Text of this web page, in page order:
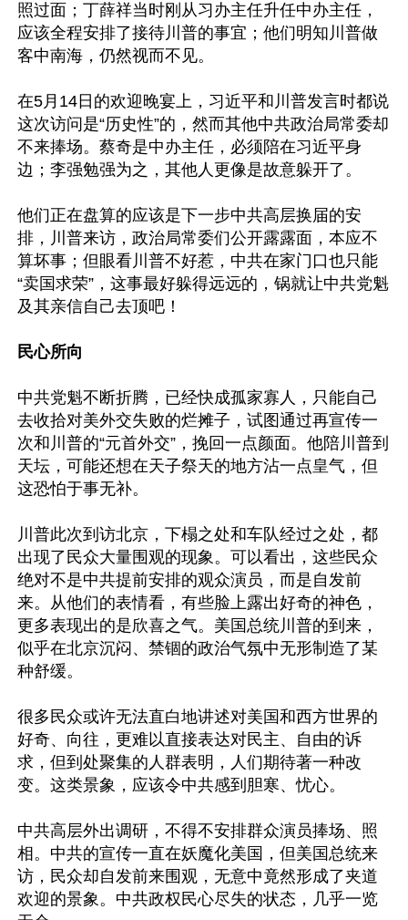
照过面；丁薛祥当时刚从习办主任升任中办主任，
应该全程安排了接待川普的事宜；他们明知川普做
客中南海，仍然视而不见。
在5月14日的欢迎晚宴上，习近平和川普发言时都说
这次访问是“历史性”的，然而其他中共政治局常委却
不来捧场。蔡奇是中办主任，必须陪在习近平身
边；李强勉强为之，其他人更像是故意躲开了。
他们正在盘算的应该是下一步中共高层换届的安
排，川普来访，政治局常委们公开露露面，本应不
算坏事；但眼看川普不好惹，中共在家门口也只能
“卖国求荣”，这事最好躲得远远的，锅就让中共党魁
及其亲信自己去顶吧！
民心所向
中共党魁不断折腾，已经快成孤家寡人，只能自己
去收拾对美外交失败的烂摊子，试图通过再宣传一
次和川普的“元首外交”，挽回一点颜面。他陪川普到
天坛，可能还想在天子祭天的地方沾一点皇气，但
这恐怕于事无补。
川普此次到访北京，下榻之处和车队经过之处，都
出现了民众大量围观的现象。可以看出，这些民众
绝对不是中共提前安排的观众演员，而是自发前
来。从他们的表情看，有些脸上露出好奇的神色，
更多表现出的是欣喜之气。美国总统川普的到来，
似乎在北京沉闷、禁锢的政治气氛中无形制造了某
种舒缓。
很多民众或许无法直白地讲述对美国和西方世界的
好奇、向往，更难以直接表达对民主、自由的诉
求，但到处聚集的人群表明，人们期待著一种改
变。这类景象，应该令中共感到胆寒、忧心。
中共高层外出调研，不得不安排群众演员捧场、照
相。中共的宣传一直在妖魔化美国，但美国总统来
访，民众却自发前来围观，无意中竟然形成了夹道
欢迎的景象。中共政权民心尽失的状态，几乎一览